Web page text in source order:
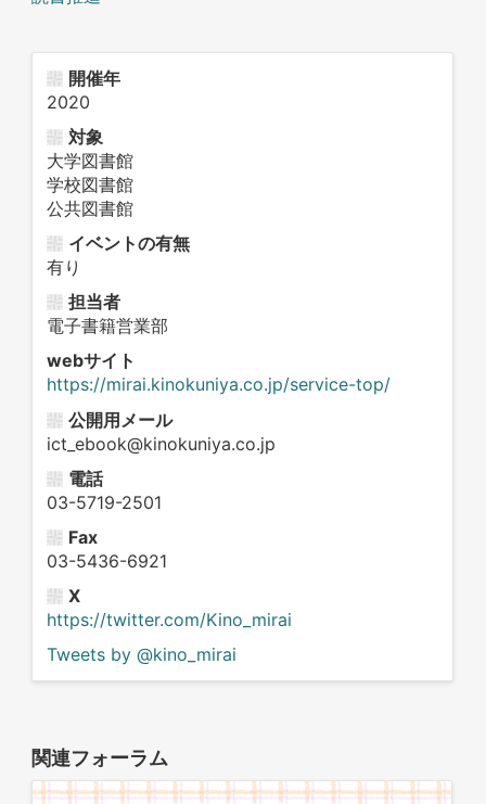
開催年
2020
対象
大学図書館
学校図書館
公共図書館
イベントの有無
有り
担当者
電子書籍営業部
webサイト
https://mirai.kinokuniya.co.jp/service-top/
公開用メール
ict_ebook@kinokuniya.co.jp
電話
03-5719-2501
Fax
03-5436-6921
X
https://twitter.com/Kino_mirai
Tweets by @kino_mirai
関連フォーラム